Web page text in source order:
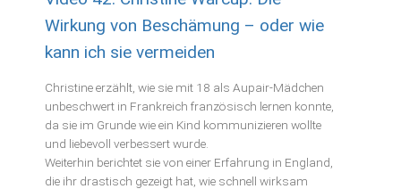
Lehrerin
geworden
dann
nach
20
Jahren
ausgestiegen?
Wirkung von Beschämung – oder wie
kann ich sie vermeiden
Christine erzählt, wie sie mit 18 als Aupair-Mädchen
unbeschwert in Frankreich französisch lernen konnte,
da sie im Grunde wie ein Kind kommunizieren wollte
und liebevoll verbessert wurde.
Weiterhin berichtet sie von einer Erfahrung in England,
die ihr drastisch gezeigt hat, wie schnell wirksam